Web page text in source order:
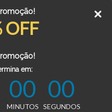
OFF
em:
00
MINUTOS
00
SEGUNDOS